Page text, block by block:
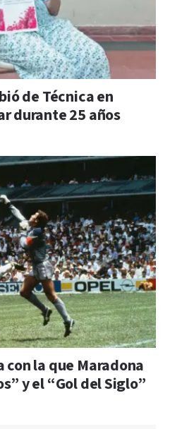
de Técnica en
durante 25 años
la que Maradona
y el “Gol del Siglo”